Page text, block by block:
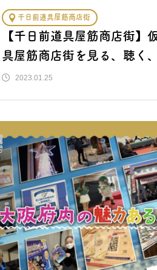
千日前道具屋筋商店街
【千日前道具屋筋商店街】
具屋筋商店街を見る、聴く
クロス･リアリティ技術
2023.01.25